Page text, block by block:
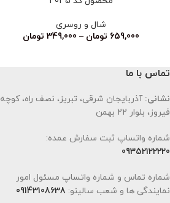
شال و روسری
659,000 تومان –
349,000 تومان
تماس با ما
نشانی: آذربایجان شرقی، تبریز، نصف راه، کوچه
فیروز، بلوار 22 بهمن
شماره واتساپ ثبت سفارش عمده:
09352122220
شماره تماس و شماره واتساپ مسئول امور
نمایندگی ها و شعب سالینو: 09143108638